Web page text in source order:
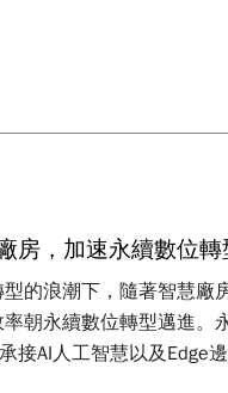
房，加速永續數位轉
的浪潮下，隨著智慧
朝永續數位轉型邁進。
接AI人工智慧以及Edge